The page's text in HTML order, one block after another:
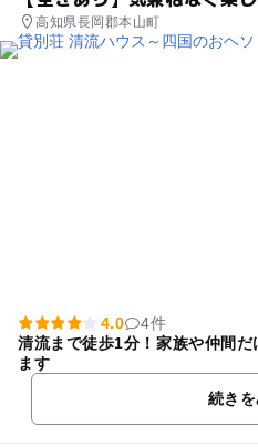
高知県長岡郡本山町
4.0
4件
清流まで徒歩1分！家族や仲間
ます
続き